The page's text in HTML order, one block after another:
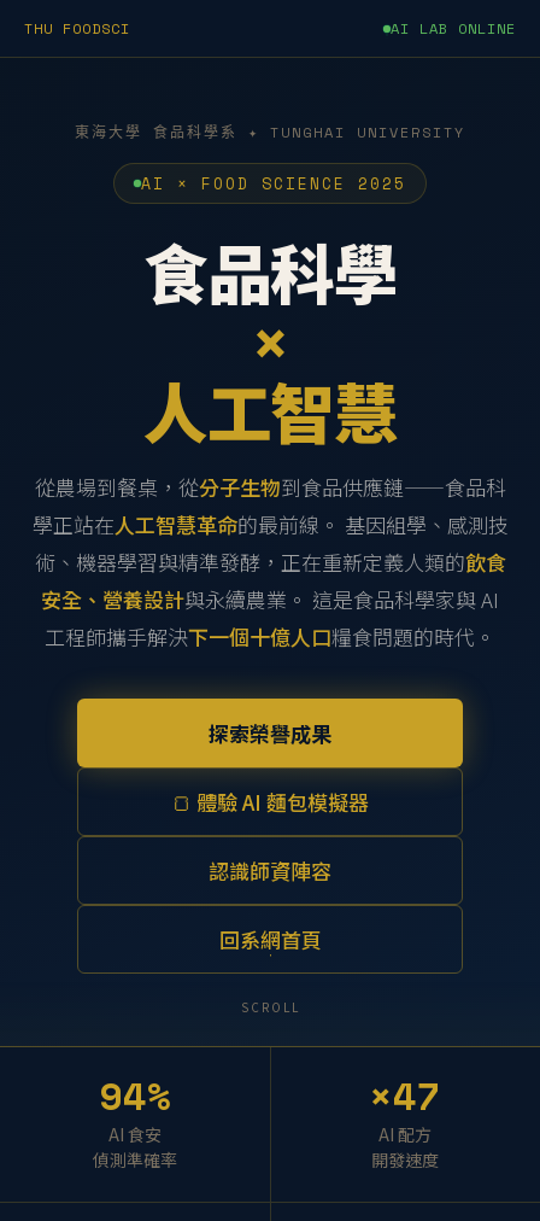
THU FOODSCI AI LAB ONLINE
東海大學 食品科學系 ✦ TUNGHAI UNIVERSITY
AI × FOOD SCIENCE 2025
食品科學
×
人工智慧
從農場到餐桌，從分子生物到食品供應鏈——食品科
學正站在人工智慧革命的最前線。 基因組學、感測技
術、機器學習與精準發酵，正在重新定義人類的飲食
安全、營養設計與永續農業。 這是食品科學家與 AI
工程師攜手解決下一個十億人口糧食問題的時代。
探索榮譽成果
🍞 體驗 AI 麵包模擬器
認識師資陣容
回系網首頁
SCROLL
94%
AI 食安
偵測準確率
×47
AI 配方
開發速度